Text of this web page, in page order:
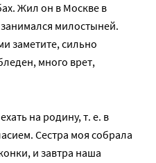
Жил он в Москве в
милостыней.
заметите, сильно
много врет,
на родину, т. е. в
Сестра моя собрала
и завтра наша